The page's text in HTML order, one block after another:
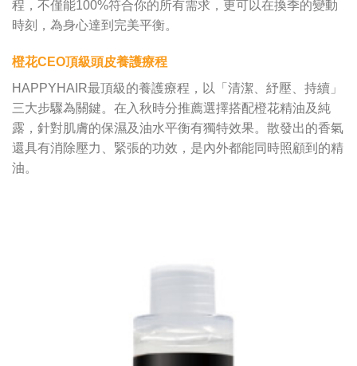
程，不僅能100%符合你的所有需求，更可以在換季的變動
時刻，為身心達到完美平衡。
橙花CEO頂級頭皮養護療程
HAPPYHAIR最頂級的養護療程，以「清潔、紓壓、持續」
三大步驟為關鍵。在入秋時分推薦選擇搭配橙花精油及純
露，針對肌膚的保濕及油水平衡有獨特效果。散發出的香氣
還具有消除壓力、緊張的功效，是內外都能同時照顧到的精
油。